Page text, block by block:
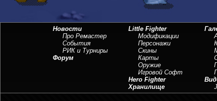
Новости
Про Ремастер
События
РИК и Турниры
Форум
Little Fighter
Модификации
Персонажи
Скины
Карты
Оружие
Игровой Софт
Hero Fighter
Хранилище